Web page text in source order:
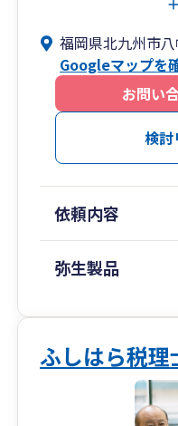
協力し合い、お客様
的にサポートいたし
福岡県北九州市
Googleマップを
お問い
検討
依頼内容
弥生製品
ふしはら税理